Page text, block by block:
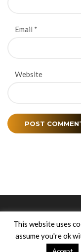
Email *
Website
This website uses
assume you're ok